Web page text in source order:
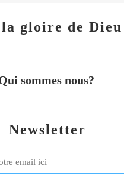
Newsletter
gloire de
sommes nous?